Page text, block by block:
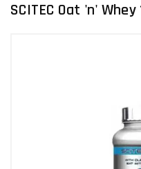
SCITEC Oat 'n' Whey